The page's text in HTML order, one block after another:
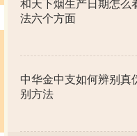
和天下烟生产日期怎么
法六个方面
中华金中支如何辨别真
别方法